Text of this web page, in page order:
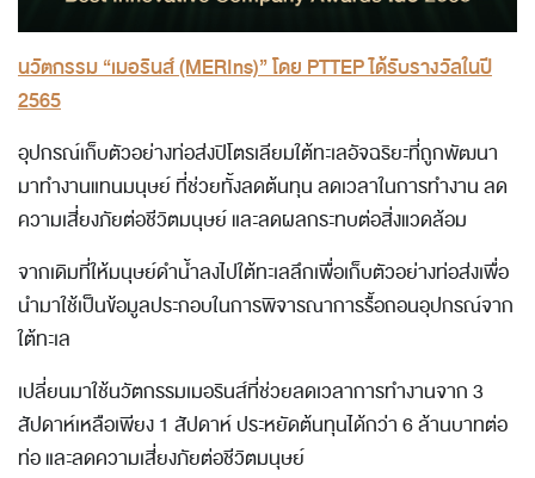
นวัตกรรม “เมอรินส์ (MERIns)” โดย PTTEP ได้รับรางวัลในปี
2565
อุปกรณ์เก็บตัวอย่างท่อส่งปิโตรเลียมใต้ทะเลอัจฉริยะที่ถูกพัฒนา
มาทำงานแทนมนุษย์ ที่ช่วยทั้งลดต้นทุน ลดเวลาในการทำงาน ลด
ความเสี่ยงภัยต่อชีวิตมนุษย์ และลดผลกระทบต่อสิ่งแวดล้อม
จากเดิมที่ให้มนุษย์ดำน้ำลงไปใต้ทะเลลึกเพื่อเก็บตัวอย่างท่อส่งเพื่อ
นำมาใช้เป็นข้อมูลประกอบในการพิจารณาการรื้อถอนอุปกรณ์จาก
ใต้ทะเล
เปลี่ยนมาใช้นวัตกรรมเมอรินส์ที่ช่วยลดเวลาการทำงานจาก 3
สัปดาห์เหลือเพียง 1 สัปดาห์ ประหยัดต้นทุนได้กว่า 6 ล้านบาทต่อ
ท่อ และลดความเสี่ยงภัยต่อชีวิตมนุษย์